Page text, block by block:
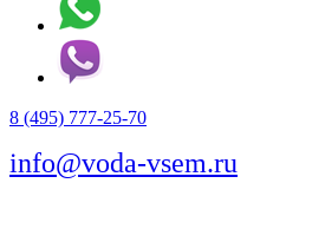
8 (495) 777-25-70
info@voda-vsem.ru